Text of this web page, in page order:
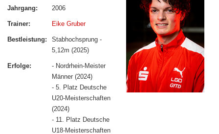
Jahrgang: 2006
Trainer: Eike Gruber
Bestleistung:
Stabhochsprung -
5,12m (2025)
Erfolge:
- Nordrhein-Meister
Männer (2024)
- 5. Platz Deutsche
U20-Meisterschaften
(2024)
- 11. Platz Deutsche
U18-Meisterschaften